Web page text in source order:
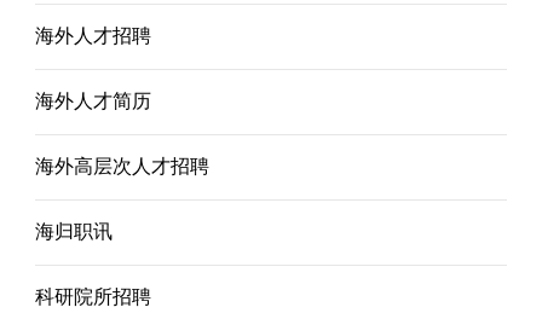
海外人才招聘
海外人才简历
海外高层次人才招聘
海归职讯
科研院所招聘